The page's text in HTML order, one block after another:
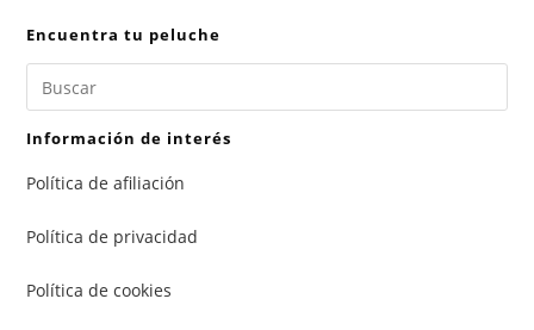
Encuentra tu peluche
Información de interés
Política de afiliación
Política de privacidad
Política de cookies